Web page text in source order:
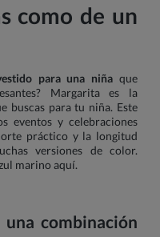
como de un
para una niña que
Margarita es la
buscas para tu niña. Este
eventos y celebraciones
práctico y la longitud
versiones de color.
marino aquí.
combinación